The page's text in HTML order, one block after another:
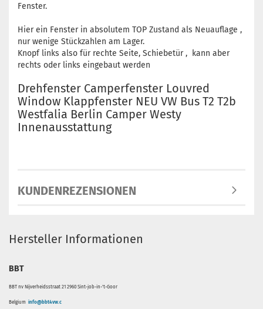
Fenster.
Hier ein Fenster in absolutem TOP Zustand als Neuauflage ,
nur wenige Stückzahlen am Lager.
Knopf links also für rechte Seite, Schiebetür , kann aber
rechts oder links eingebaut werden
Drehfenster Camperfenster Louvred
Window Klappfenster NEU VW Bus T2 T2b
Westfalia Berlin Camper Westy
Innenausstattung
KUNDENREZENSIONEN
Hersteller Informationen
BBT
BBT nv Nijverheidsstraat 21 2960 Sint-job-in-'t-Goor
Belgium info@bbt4vw.c